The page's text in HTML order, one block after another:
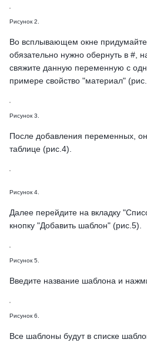
Рисунок 2.
Во всплывающем окне
обязательно нужно обернуть в #,
свяжите данную переменную с
примере свойство "материал"
Рисунок 3.
После добавления переменных,
таблице (рис.4).
Рисунок 4.
Далее перейдите на вкладку
кнопку "Добавить шаблон" (рис.5).
Рисунок 5.
Введите название шаблона и
Рисунок 6.
Все шаблоны будут в списке